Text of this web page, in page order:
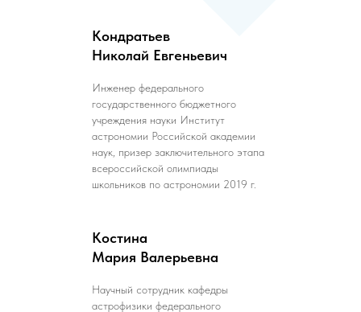
Кондратьев
Николай Евгеньевич
Инженер федерального
государственного бюджетного
учреждения науки Институт
астрономии Российской академии
наук, призер заключительного этапа
всероссийской олимпиады
школьников по астрономии 2019 г.
Костина
Мария Валерьевна
Научный сотрудник кафедры
астрофизики федерального